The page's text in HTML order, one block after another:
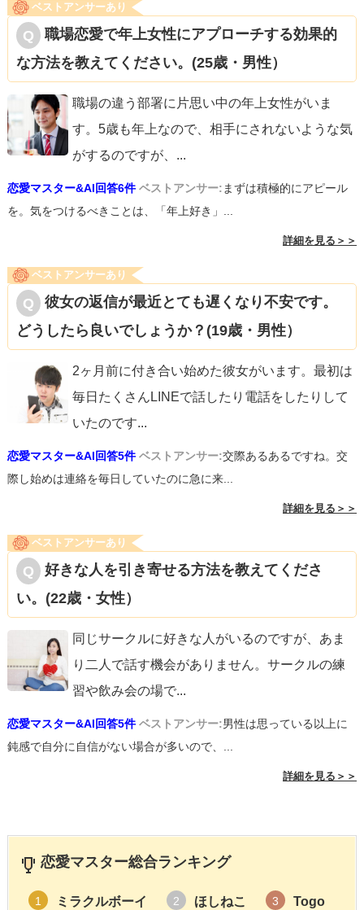
ベストアンサーあり
職場恋愛で年上女性にアプローチする効果的
な方法を教えてください。(25歳・男性）
職場の違う部署に片思い中の年上女性がいま
す。5歳も年上なので、相手にされないような気
がするのですが、 ...
恋愛マスター&AI回答6件 ベストアンサー:まずは積極的にアピール
を。気をつけるべきことは、「年上好き」...
詳細を見る＞＞
ベストアンサーあり
彼女の返信が最近とても遅くなり不安です。
どうしたら良いでしょうか？(19歳・男性）
2ヶ月前に付き合い始めた彼女がいます。最初は
毎日たくさんLINEで話したり電話をしたりして
いたのです...
恋愛マスター&AI回答5件 ベストアンサー:交際あるあるですね。交
際し始めは連絡を毎日していたのに急に来...
詳細を見る＞＞
ベストアンサーあり
好きな人を引き寄せる方法を教えてくださ
い。(22歳・女性）
同じサークルに好きな人がいるのですが、あま
り二人で話す機会がありません。サークルの練
習や飲み会の場で...
恋愛マスター&AI回答5件 ベストアンサー:男性は思っている以上に
鈍感で自分に自信がない場合が多いので、...
詳細を見る＞＞
恋愛マスター総合ランキング
1 ミラクルボーイ 2 ほしねこ 3 Togo